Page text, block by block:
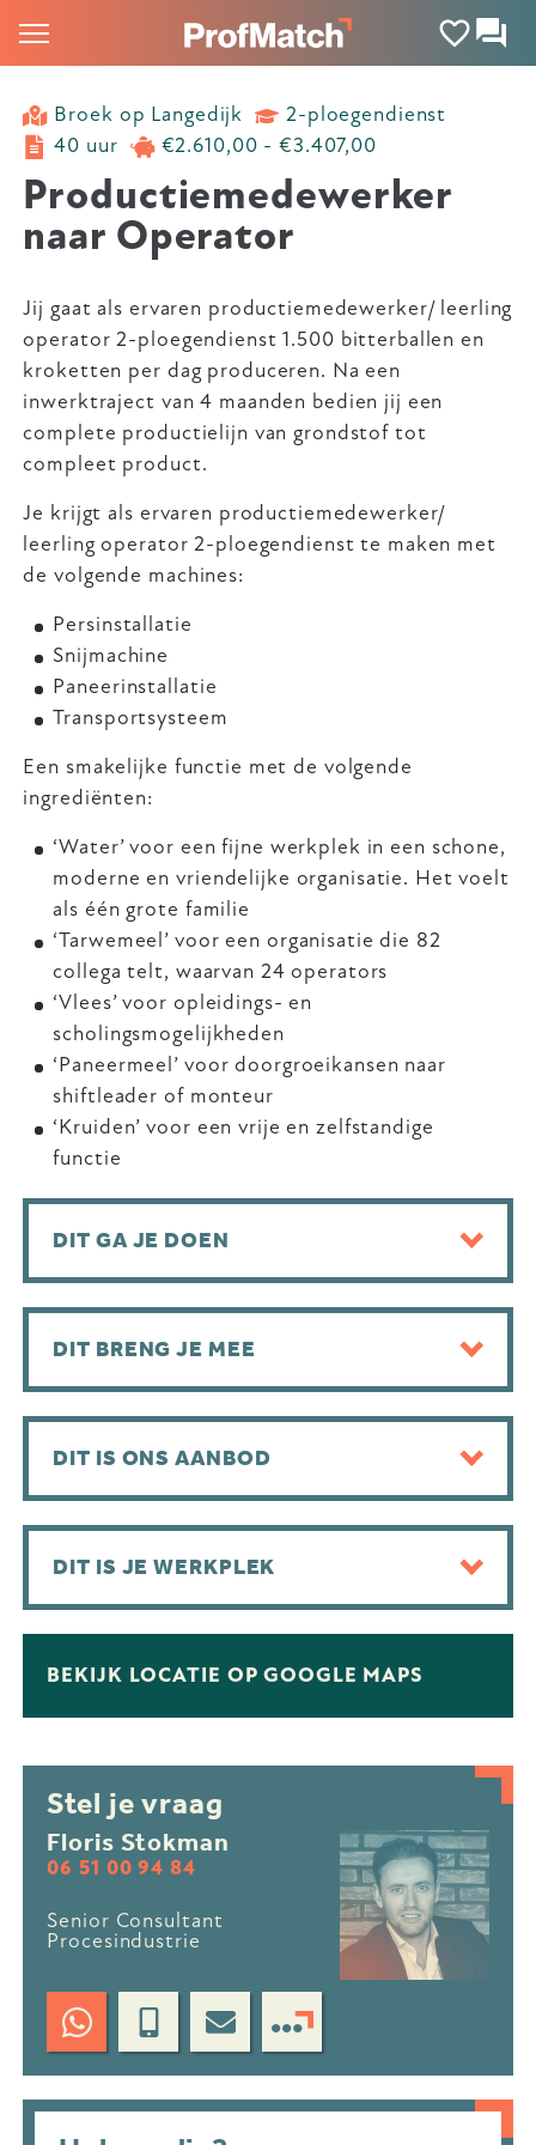
Broek op Langedijk
2-ploegendienst
40 uur
€2.610,00 - €3.407,00
Productiemedewerker
naar Operator
Jij gaat als ervaren productiemedewerker/ leerling
operator 2-ploegendienst 1.500 bitterballen en
kroketten per dag produceren. Na een
inwerktraject van 4 maanden bedien jij een
complete productielijn van grondstof tot
compleet product.
Je krijgt als ervaren productiemedewerker/
leerling operator 2-ploegendienst te maken met
de volgende machines:
Persinstallatie
Snijmachine
Paneerinstallatie
Transportsysteem
Een smakelijke functie met de volgende
ingrediënten:
‘Water’ voor een fijne werkplek in een schone,
moderne en vriendelijke organisatie. Het voelt
als één grote familie
‘Tarwemeel’ voor een organisatie die 82
collega telt, waarvan 24 operators
‘Vlees’ voor opleidings- en
scholingsmogelijkheden
‘Paneermeel’ voor doorgroeikansen naar
shiftleader of monteur
‘Kruiden’ voor een vrije en zelfstandige
functie
DIT GA JE DOEN
DIT BRENG JE MEE
DIT IS ONS AANBOD
DIT IS JE WERKPLEK
BEKIJK LOCATIE OP GOOGLE MAPS
Stel je vraag
Floris Stokman
06 51 00 94 84
Senior Consultant
Procesindustrie